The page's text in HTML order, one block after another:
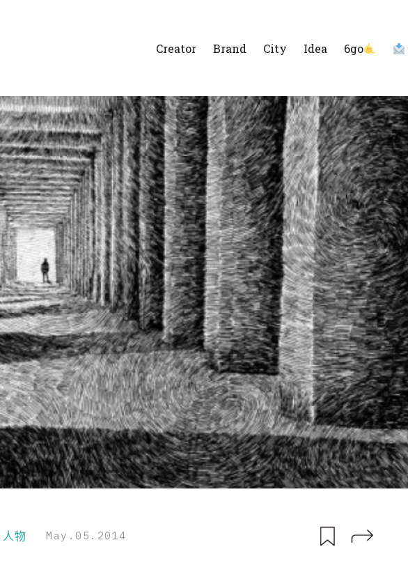
Creator Brand City Idea 6go
物 May.05.2014